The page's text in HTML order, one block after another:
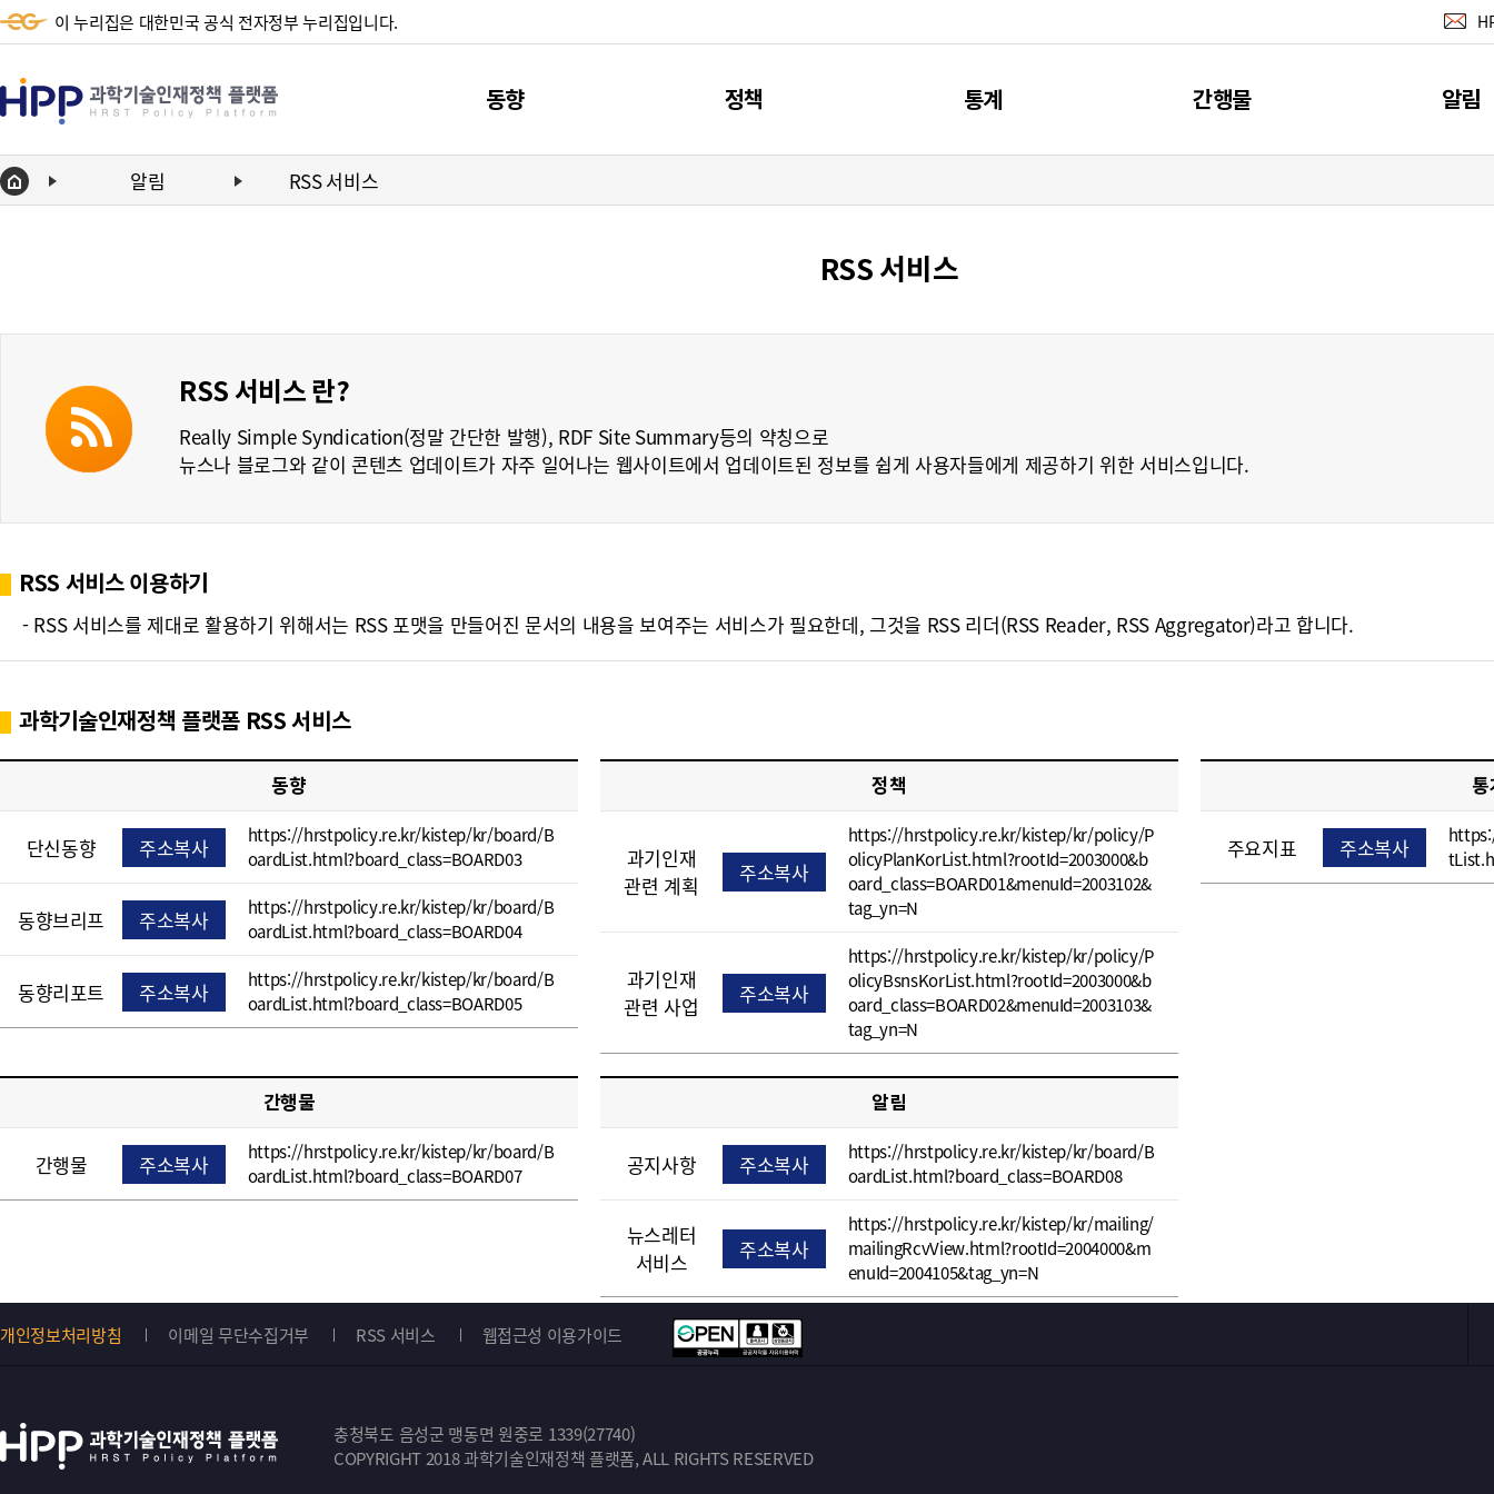
이 누리집은 대한민국 공식 전자정부 누리집입니다.
HPP
학
기
재
폼
Policy
Platform
동향
단신동향
정책
제4차 과기인재 기본계획
통계
주요지표
간행물
간행물
알림
공지사
Home 알림 RSS 서비스
RSS 서비스
RSS 서비스 란?
Really Simple Syndication(정말 간단한 발행), RDF Site Summary등의 약칭으로
뉴스나 블로그와 같이 콘텐츠 업데이트가 자주 일어나는 웹사이트에서 업데이트된 정보를 쉽게 사용자들에게 제공하기 위한 서비스입니다.
RSS 서비스 이용하기
- RSS 서비스를 제대로 활용하기 위해서는 RSS 포맷을 만들어진 문서의 내용을 보여주는 서비스가 필요한데, 그것을 RSS 리더(RSS Reader, RSS Aggregator)라고 합니다.
과학기술인재정책 플랫폼 RSS 서비스
동향
단신동향 주소복사
https://hrstpolicy.re.kr/kistep/kr/board/B
oardList.html?board_class=BOARD03
동향브리프 주소복사
https://hrstpolicy.re.kr/kistep/kr/board/B
oardList.html?board_class=BOARD04
동향리포트 주소복사
https://hrstpolicy.re.kr/kistep/kr/board/B
oardList.html?board_class=BOARD05
정책
과기인재
관련 계획
주소복사
https://hrstpolicy.re.kr/kistep/kr/policy/P
olicyPlanKorList.html?rootId=2003000&b
oard_class=BOARD01&menuId=2003102&
tag_yn=N
과기인재
관련 사업
주소복사
https://hrstpolicy.re.kr/kistep/kr/policy/P
olicyBsnsKorList.html?rootId=2003000&b
oard_class=BOARD02&menuId=2003103&
tag_yn=N
통
주요지표 주소복사
간행물
간행물 주소복사
https://hrstpolicy.re.kr/kistep/kr/board/B
oardList.html?board_class=BOARD07
알림
공지사항 주소복사
https://hrstpolicy.re.kr/kistep/kr/board/B
oardList.html?board_class=BOARD08
뉴스레터
서비스
주소복사
https://hrstpolicy.re.kr/kistep/kr/mailing/
mailingRcvView.html?rootId=2004000&m
enuId=2004105&tag_yn=N
튼
개인정보처리방침 이메일 무단수집거부 RSS 서비스 웹접근성 이용가이드
충청북도 음성군 맹동면 원중로 1339(27740)
COPYRIGHT 2018 과학기술인재정책 플랫폼, ALL RIGHTS RESERVED